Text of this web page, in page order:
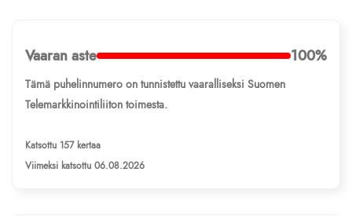
Vaaran aste 100%
Tämä puhelinnumero on tunnistettu vaaralliseksi Suomen
Telemarkkinointiliiton toimesta.
Katsottu 157 kertaa
Viimeksi katsottu 06.08.2026